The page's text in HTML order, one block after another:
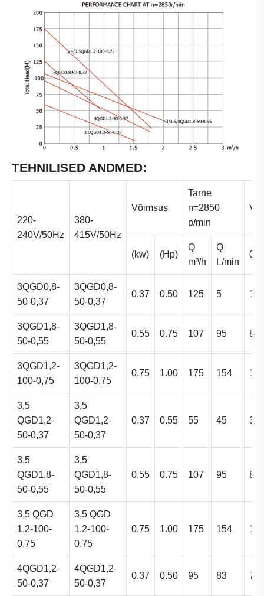
TEHNILISED ANDMED:
220-
240V/50Hz
380-
415V/50Hz
Võimsus
Tarne
n=2850
p/min
(kw) (Hp)
Q
m³/h
Q
L/min
0
3QGD0,8-
50-0,37
3QGD0,8-
50-0,37
0.37 0.50 125 5
3QGD1,8-
50-0,55
3QGD1,8-
50-0,55
0.55 0.75 107 95 86
3QGD1,2-
100-0,75
3QGD1,2-
100-0,75
0.75 1.00 175 154
3,5
QGD1,2-
50-0,37
3,5
QGD1,2-
50-0,37
0.37 0.55 55 45 35
3,5
QGD1,8-
50-0,55
3,5
QGD1,8-
50-0,55
0.55 0.75 107 95 86
3,5 QGD
1,2-100-
0,75
3,5 QGD
1,2-100-
0,75
0.75 1.00 175 154
4QGD1,2-
50-0,37
4QGD1,2-
50-0,37
0.37 0.50 95 83 72